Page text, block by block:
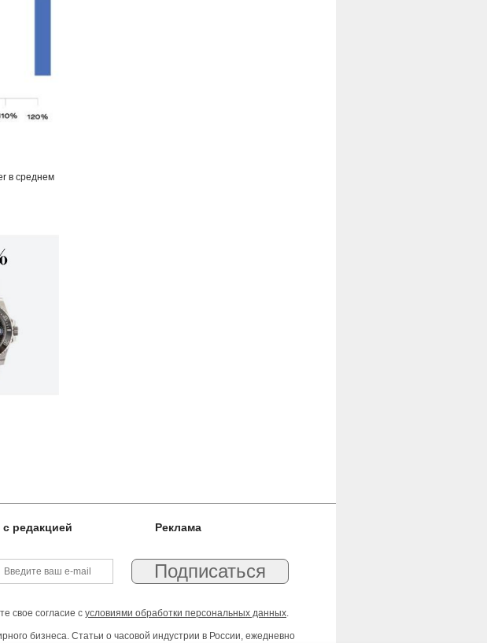
в среднем
редакцией Реклама
свое согласие с условиями обработки персональных данных
бизнеса. Статьи о часовой индустрии в России, ежедневно